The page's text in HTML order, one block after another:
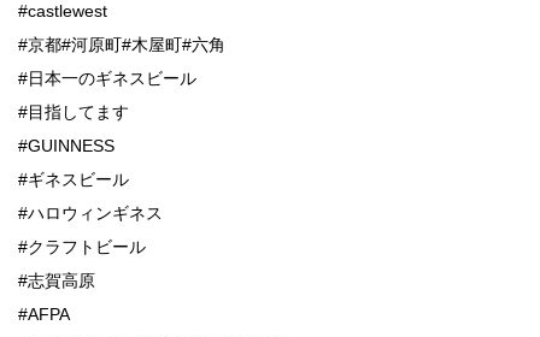
#castlewest
#京都#河原町#木屋町#六角
#日本一のギネスビール
#目指してます
#GUINNESS
#ギネスビール
#ハロウィンギネス
#クラフトビール
#志賀高原
#AFPA